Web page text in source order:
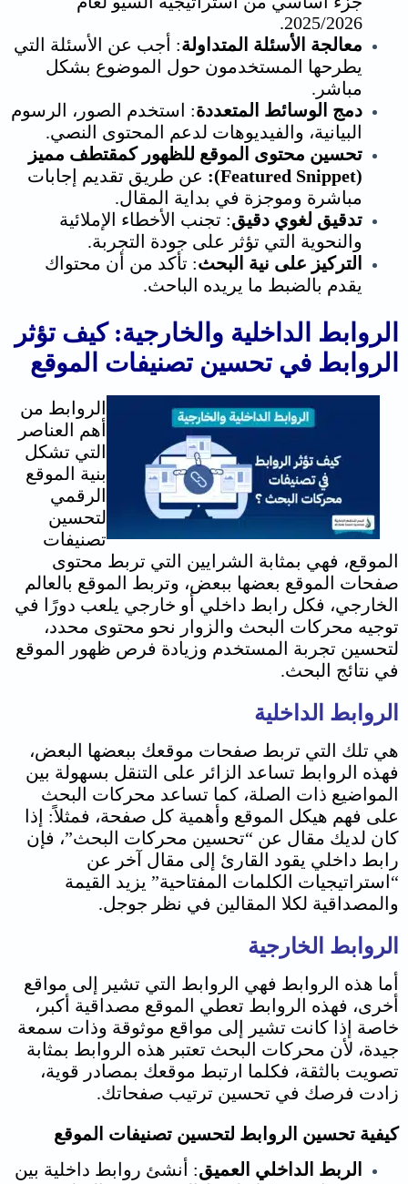
2025/2026.
معالجة الأسئلة المتداولة: أجب عن الأسئلة التي
يطرحها المستخدمون حول الموضوع بشكل
مباشر.
دمج الوسائط المتعددة: استخدم الصور، الرسوم
البيانية، والفيديوهات لدعم المحتوى النصي.
تحسين محتوى الموقع للظهور كمقتطف مميز
(Featured Snippet):
عن طريق تقديم إجابات
مباشرة وموجزة في بداية المقال.
تدقيق لغوي دقيق: تجنب الأخطاء الإملائية
والنحوية التي تؤثر على جودة التجربة.
التركيز على نية البحث: تأكد من أن محتواك
يقدم بالضبط ما يريده الباحث.
الروابط الداخلية والخارجية: كيف تؤثر
الروابط في تحسين تصنيفات الموقع
الروابط من
أهم العناصر
التي تشكل
بنية الموقع
الرقمي
لتحسين
تصنيفات
الموقع، فهي بمثابة الشرايين التي تربط محتوى
صفحات الموقع بعضها ببعض، وتربط الموقع بالعالم
الخارجي، فكل رابط داخلي أو خارجي يلعب دورًا في
توجيه محركات البحث والزوار نحو محتوى محدد،
لتحسين تجربة المستخدم وزيادة فرص ظهور الموقع
في نتائج البحث.
الروابط الداخلية
هي تلك التي تربط صفحات موقعك ببعضها البعض،
فهذه الروابط تساعد الزائر على التنقل بسهولة بين
المواضيع ذات الصلة، كما تساعد محركات البحث
على فهم هيكل الموقع وأهمية كل صفحة، فمثلاً: إذا
كان لديك مقال عن “تحسين محركات البحث”، فإن
رابط داخلي يقود القارئ إلى مقال آخر عن
“استراتيجيات الكلمات المفتاحية” يزيد القيمة
والمصداقية لكلا المقالين في نظر جوجل.
الروابط الخارجية
أما هذه الروابط فهي الروابط التي تشير إلى مواقع
أخرى، فهذه الروابط تعطي الموقع مصداقية أكبر،
خاصة إذا كانت تشير إلى مواقع موثوقة وذات سمعة
جيدة، لأن محركات البحث تعتبر هذه الروابط بمثابة
تصويت بالثقة، فكلما ارتبط موقعك بمصادر قوية،
زادت فرصك في تحسين ترتيب صفحاتك.
كيفية تحسين الروابط لتحسين تصنيفات الموقع
الربط الداخلي العميق: أنشئ روابط داخلية بين